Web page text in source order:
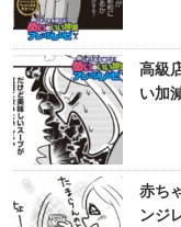
高級
い加
赤ち
ンジ